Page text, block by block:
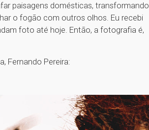
paisagens domésticas, transformando
o fogão com outros olhos. Eu recebi
foto até hoje. Então, a fotografia é,
Fernando Pereira: